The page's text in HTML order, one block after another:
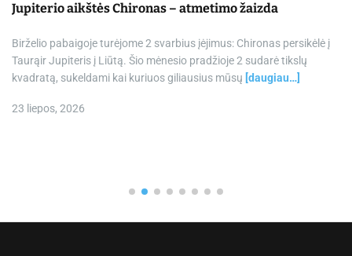
Jupiterio aikštės Chironas – atmetimo žaizda
Birželio pabaigoje turėjome 2 svarbius įėjimus: Chironas persikėlė į
Taurąir Jupiteris į Liūtą. Šio mėnesio pradžioje 2 sudarė tikslų
kvadratą, sukeldami kai kuriuos giliausius mūsų [daugiau…]
23 liepos, 2026